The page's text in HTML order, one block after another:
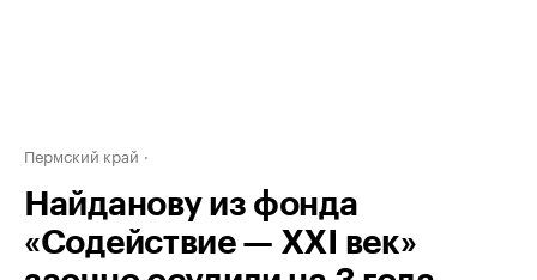
Пермский край
Найданову из фонда
«Содействие — XXI век»